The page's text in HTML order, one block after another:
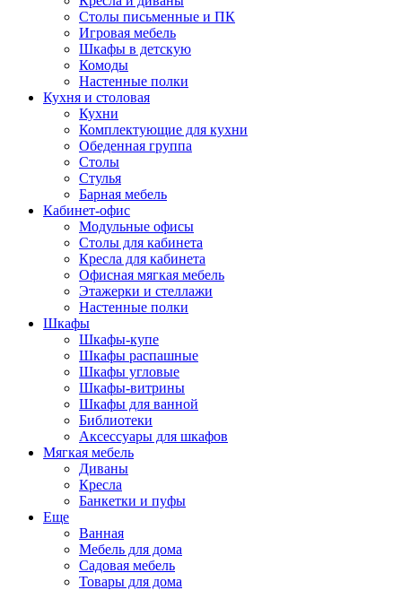
Столы письменные и ПК
Игровая мебель
Шкафы в детскую
Комоды
Настенные полки
Кухня и столовая
Кухни
Комплектующие для кухни
Обеденная группа
Столы
Стулья
Барная мебель
Кабинет-офис
Модульные офисы
Столы для кабинета
Кресла для кабинета
Офисная мягкая мебель
Этажерки и стеллажи
Настенные полки
Шкафы
Шкафы-купе
Шкафы распашные
Шкафы угловые
Шкафы-витрины
Шкафы для ванной
Библиотеки
Аксессуары для шкафов
Мягкая мебель
Диваны
Кресла
Банкетки и пуфы
Еще
Ванная
Мебель для дома
Садовая мебель
Товары для дома